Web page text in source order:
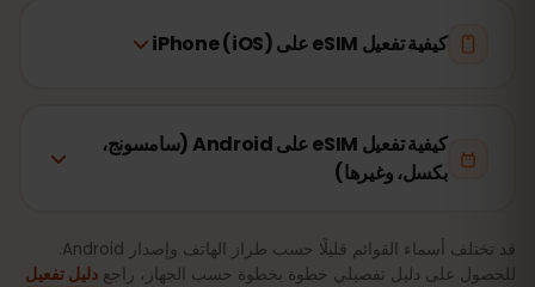
كيفية تفعيل eSIM على iPhone (iOS)
كيفية تفعيل eSIM على Android (سامسونج،
بكسل، وغيرها)
قد تختلف أسماء القوائم قليلًا حسب طراز الهاتف وإصدار Android.
للحصول على دليل تفصيلي خطوة بخطوة حسب الجهاز، راجع دليل تفعيل